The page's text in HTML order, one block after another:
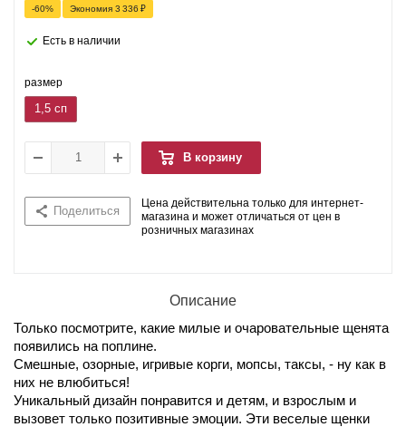
-60% Экономия 3 336 ₽
Есть в наличии
размер
1,5 сп
В корзину
Поделиться
Цена действительна только для интернет-
магазина и может отличаться от цен в
розничных магазинах
Описание
Только посмотрите, какие милые и очаровательные щенята
появились на поплине.
Смешные, озорные, игривые корги, мопсы, таксы, - ну как в
них не влюбиться!
Уникальный дизайн понравится и детям, и взрослым и
вызовет только позитивные эмоции. Эти веселые щенки